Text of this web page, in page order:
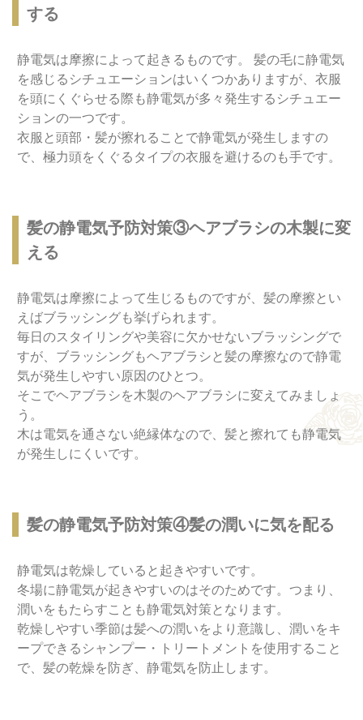
する
静電気は摩擦によって起きるものです。 髪の毛に静電気
を感じるシチュエーションはいくつかありますが、衣服
を頭にくぐらせる際も静電気が多々発生するシチュエー
ションの一つです。
衣服と頭部・髪が擦れることで静電気が発生しますの
で、極力頭をくぐるタイプの衣服を避けるのも手です。
髪の静電気予防対策③ヘアブラシの木製に変
える
静電気は摩擦によって生じるものですが、髪の摩擦とい
えばブラッシングも挙げられます。
毎日のスタイリングや美容に欠かせないブラッシングで
すが、ブラッシングもヘアブラシと髪の摩擦なので静電
気が発生しやすい原因のひとつ。
そこでヘアブラシを木製のヘアブラシに変えてみましょ
う。
木は電気を通さない絶縁体なので、髪と擦れても静電気
が発生しにくいです。
髪の静電気予防対策④髪の潤いに気を配る
静電気は乾燥していると起きやすいです。
冬場に静電気が起きやすいのはそのためです。つまり、
潤いをもたらすことも静電気対策となります。
乾燥しやすい季節は髪への潤いをより意識し、潤いをキ
ープできるシャンプー・トリートメントを使用すること
で、髪の乾燥を防ぎ、静電気を防止します。